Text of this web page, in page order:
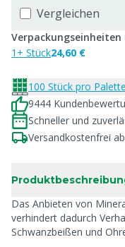
Vergleichen
1+ Stück24,60 €
100 Stück pro Palette
9444
Schneller und
Versandkostenfrei
Das Anbieten von
verhindert dadurch
Schwanzbeißen und